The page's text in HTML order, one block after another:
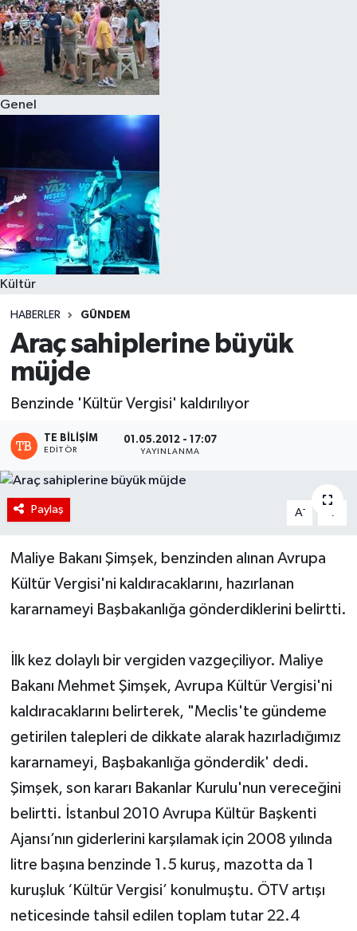
Genel
Kültür
HABERLER GÜNDEM
Araç sahiplerine büyük
müjde
Benzinde 'Kültür Vergisi' kaldırılıyor
TE BILIŞIM
EDITÖR
01.05.2012 - 17:07
YAYINLANMA
Paylaş A- A
Maliye Bakanı Şimşek, benzinden alınan Avrupa
Kültür Vergisi'ni kaldıracaklarını, hazırlanan
kararnameyi Başbakanlığa gönderdiklerini belirtti.
İlk kez dolaylı bir vergiden vazgeçiliyor. Maliye
Bakanı Mehmet Şimşek, Avrupa Kültür Vergisi'ni
kaldıracaklarını belirterek, "Meclis'te gündeme
getirilen talepleri de dikkate alarak hazırladığımız
kararnameyi, Başbakanlığa gönderdik' dedi.
Şimşek, son kararı Bakanlar Kurulu'nun vereceğini
belirtti. İstanbul 2010 Avrupa Kültür Başkenti
Ajansı’nın giderlerini karşılamak için 2008 yılında
litre başına benzinde 1.5 kuruş, mazotta da 1
kuruşluk ‘Kültür Vergisi’ konulmuştu. ÖTV artışı
neticesinde tahsil edilen toplam tutar 22.4